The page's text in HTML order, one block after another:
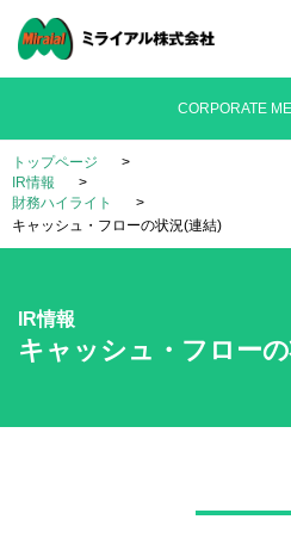
CORPORATE
トップページ
IR情報
財務ハイライト
キャッシュ・フローの状況(連結)
IR情報
キャッシュ・フロー